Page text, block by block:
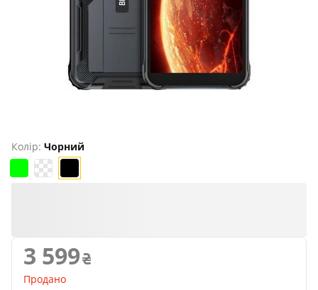
Колір: Чорний
3 599
Продано